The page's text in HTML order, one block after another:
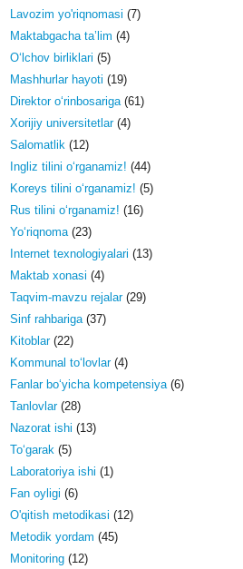
Lavozim yo'riqnomasi (7)
Maktabgacha ta’lim (4)
O‘lchov birliklari (5)
Mashhurlar hayoti (19)
Direktor o‘rinbosariga(61)
Xorijiy universitetlar(4)
Salomatlik(12)
Ingliz tilini o‘rganamiz! (44)
Koreys tilini o‘rganamiz! (5)
Rus tilini o‘rganamiz! (16)
Yo‘riqnoma(23)
Internet texnologiyalari (13)
Maktab xonasi (4)
Taqvim-mavzu rejalar(29)
Sinf rahbariga(37)
Kitoblar(22)
Kommunal to‘lovlar(4)
Fanlar bo‘yicha kompetensiya(6)
Tanlovlar(28)
Nazorat ishi (13)
To‘garak(5)
Laboratoriya ishi (1)
Fan oyligi (6)
O'qitish metodikasi (12)
Metodik yordam (45)
Monitoring(12)